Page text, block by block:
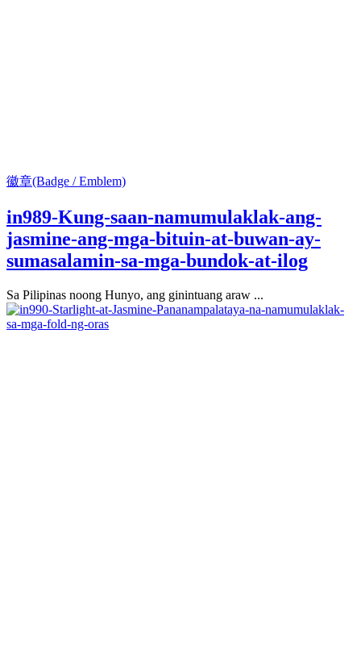
徽章(Badge / Emblem)
in989-Kung-saan-namumulaklak-ang-
jasmine-ang-mga-bituin-at-buwan-ay-
sumasalamin-sa-mga-bundok-at-ilog
Sa Pilipinas noong Hunyo, ang ginintuang araw ...